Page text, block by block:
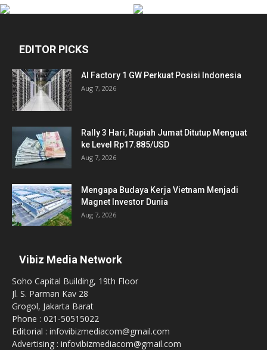
EDITOR PICKS
AI Factory 1 GW Perkuat Posisi Indonesia
Aug 7, 2026
Rally 3 Hari, Rupiah Jumat Ditutup Menguat
ke Level Rp17.885/USD
Aug 7, 2026
Mengapa Budaya Kerja Vietnam Menjadi
Magnet Investor Dunia
Aug 7, 2026
Vibiz Media Network
Soho Capital Building, 19th Floor
Jl. S. Parman Kav 28
Grogol, Jakarta Barat
Phone : 021-50515022
Editorial : infovibizmediacom@gmail.com
Advertising : infovibizmediacom@gmail.com